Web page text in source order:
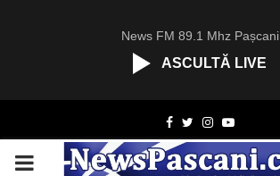
News FM 89.1 Mhz Pașcani
ASCULTĂ LIVE
Facebook
TwitterInstagram
Youtube
PRIMARY